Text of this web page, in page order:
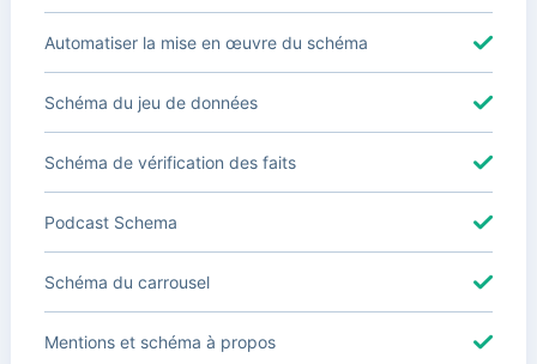
Automatiser la mise en œuvre du schéma
Schéma du jeu de données
Schéma de vérification des faits
Podcast Schema
Schéma du carrousel
Mentions et schéma à propos